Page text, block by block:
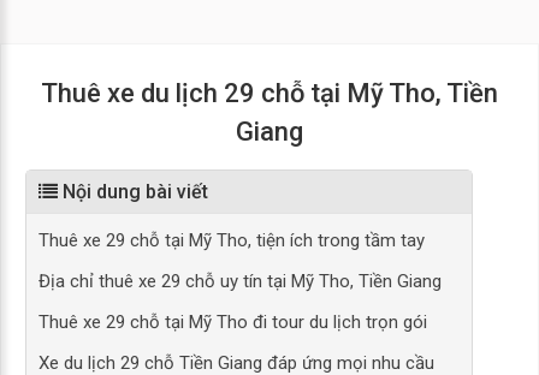
Thuê xe du lịch 29 chỗ tại Mỹ Tho, Tiền
Giang
Nội dung bài viết
Thuê xe 29 chỗ tại Mỹ Tho, tiện ích trong tầm tay
Địa chỉ thuê xe 29 chỗ uy tín tại Mỹ Tho, Tiền Giang
Thuê xe 29 chỗ tại Mỹ Tho đi tour du lịch trọn gói
Xe du lịch 29 chỗ Tiền Giang đáp ứng mọi nhu cầu